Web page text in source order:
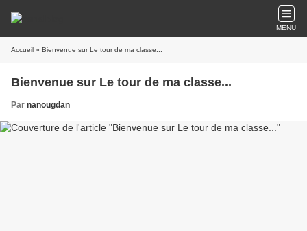
MENU
Accueil » Bienvenue sur Le tour de ma classe...
Bienvenue sur Le tour de ma classe...
Par nanougdan